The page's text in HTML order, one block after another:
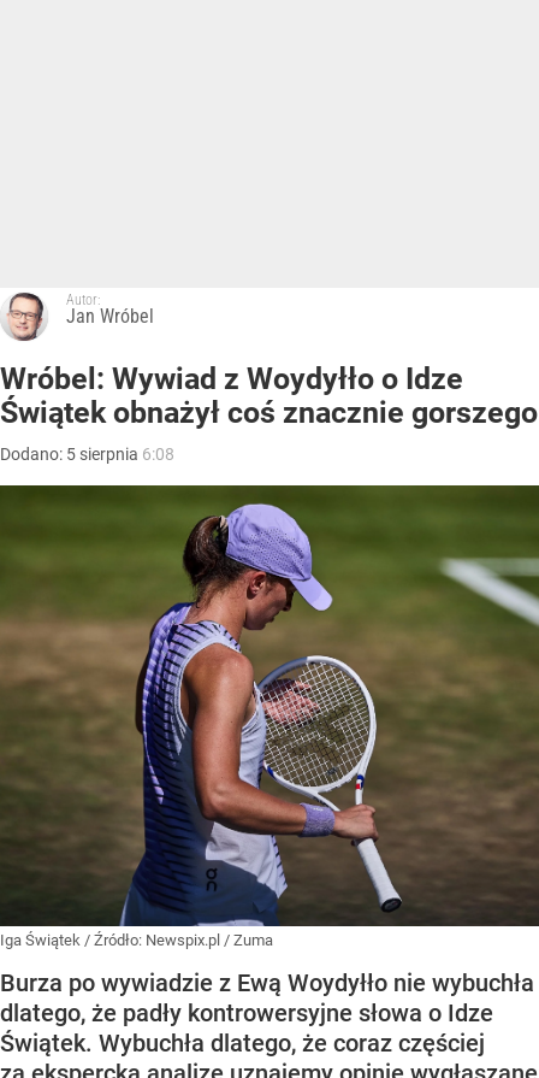
Autor:
Jan Wróbel
Wróbel: Wywiad z Woydyłło o Idze
Świątek obnażył coś znacznie gorszego
Dodano: 5 sierpnia 6:08
Iga Świątek / Źródło: Newspix.pl / Zuma
Burza po wywiadzie z Ewą Woydyłło nie wybuchła
dlatego, że padły kontrowersyjne słowa o Idze
Świątek. Wybuchła dlatego, że coraz częściej